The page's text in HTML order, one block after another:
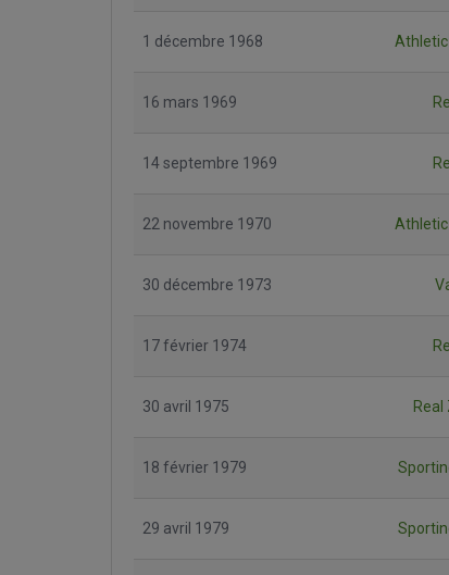
1 décembre 1968
16 mars 1969
14 septembre 1969
22 novembre 1970
30 décembre 1973
17 février 1974
30 avril 1975
18 février 1979
29 avril 1979